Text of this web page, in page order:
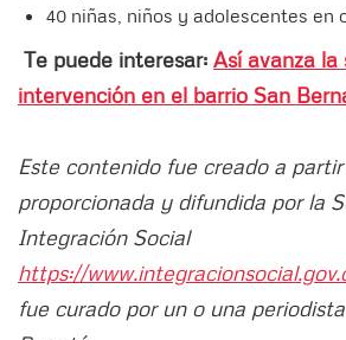
40 niñas, niños y adolescentes en
Te puede interesar: Así avanza la
intervención en el barrio San
Este contenido fue creado a
proporcionada y difundida por la
Integración Social
https://
fue curado por un o una